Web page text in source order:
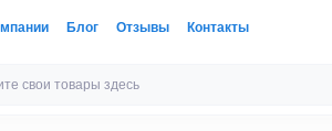
Блог Отзывы Контакты